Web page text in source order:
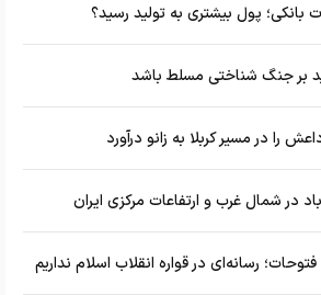
بانکی؛ پول بیشتری به تولید رسید؟
بر جنگ شناختی مسلط باشد
را در مسیر کربلا به زانو درآورد
در شمال غرب و ارتفاعات مرکزی ایران
رسانه‌ای در قواره انقلاب اسلام نداریم